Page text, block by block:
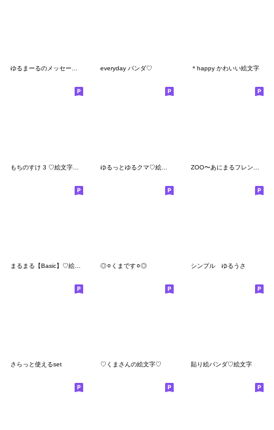
ゆるまーるのメッセージ♡絵文字♡ミニsp everyday パンダ♡ ＊happy かわいい絵文字
◎⚪︎くまです⚪︎◎ シンプル ゆるうさ
さらっと使えるset ♡くまさんの絵文字♡ 貼り絵パンダ♡絵文字